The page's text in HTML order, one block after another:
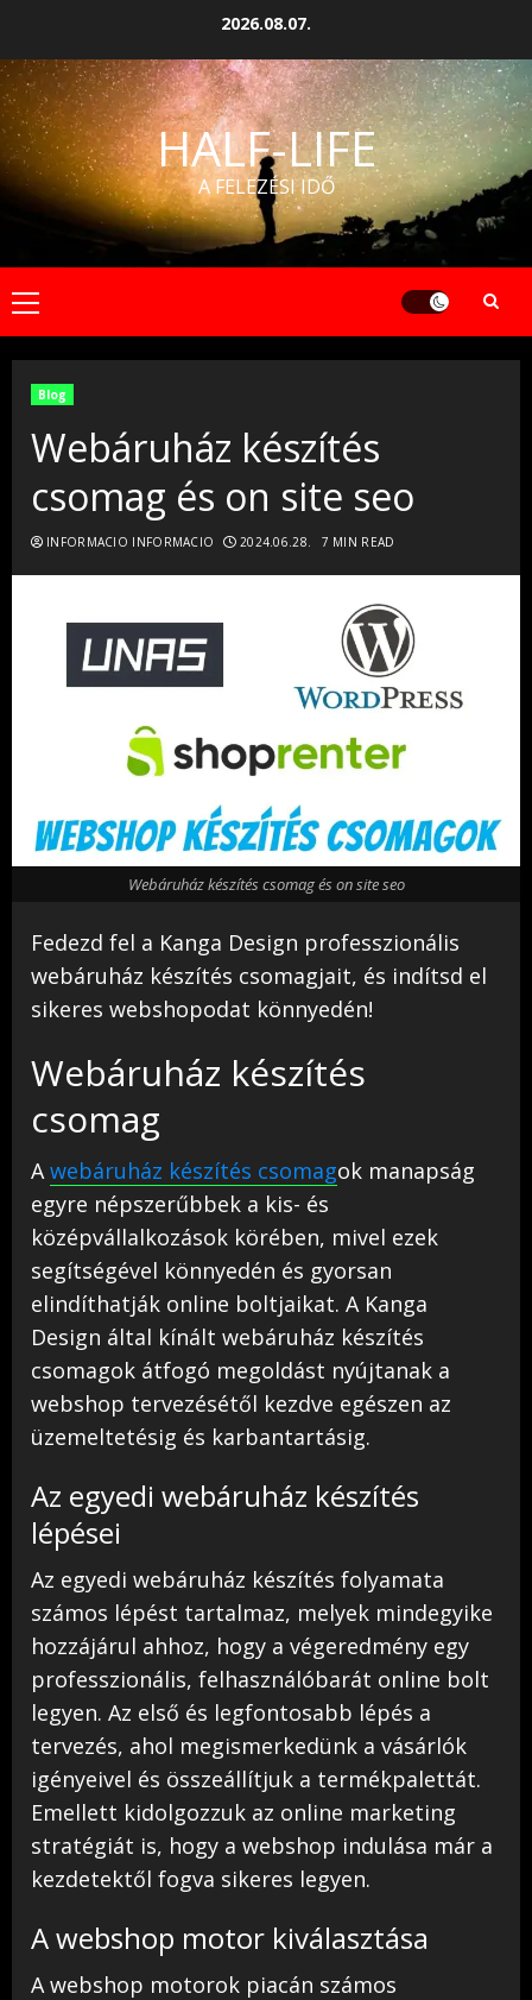
content
2026.08.07.
HALF-LIFE
A FELEZÉSI IDŐ
Primary
Menu
Blog
Webáruház készítés
csomag és on site seo
INFORMACIO INFORMACIO 2024.06.28. 7 MIN READ
Webáruház készítés csomag és on site seo
Fedezd fel a Kanga Design professzionális
webáruház készítés csomagjait, és indítsd el
sikeres webshopodat könnyedén!
Webáruház készítés
csomag
A webáruház készítés csomagok manapság
egyre népszerűbbek a kis- és
középvállalkozások körében, mivel ezek
segítségével könnyedén és gyorsan
elindíthatják online boltjaikat. A Kanga
Design által kínált webáruház készítés
csomagok átfogó megoldást nyújtanak a
webshop tervezésétől kezdve egészen az
üzemeltetésig és karbantartásig.
Az egyedi webáruház készítés
lépései
Az egyedi webáruház készítés folyamata
számos lépést tartalmaz, melyek mindegyike
hozzájárul ahhoz, hogy a végeredmény egy
professzionális, felhasználóbarát online bolt
legyen. Az első és legfontosabb lépés a
tervezés, ahol megismerkedünk a vásárlók
igényeivel és összeállítjuk a termékpalettát.
Emellett kidolgozzuk az online marketing
stratégiát is, hogy a webshop indulása már a
kezdetektől fogva sikeres legyen.
A webshop motor kiválasztása
A webshop motorok piacán számos